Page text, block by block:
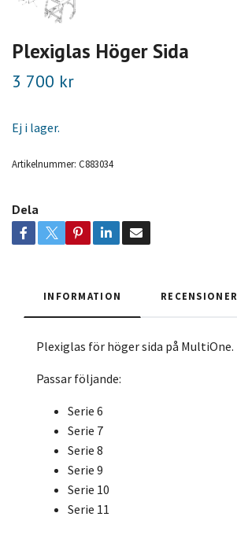
Plexiglas Höger Sida
3 700 kr
Ej i lager.
Artikelnummer: C883034
Dela
INFORMATION RECENSIONER
Plexiglas för höger sida på MultiOne.
Passar följande:
Serie 6
Serie 7
Serie 8
Serie 9
Serie 10
Serie 11